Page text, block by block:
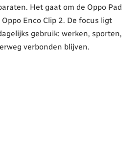
Het gaat om de Oppo Pad
Enco Clip 2. De focus ligt
gebruik: werken, sporten,
verbonden blijven.